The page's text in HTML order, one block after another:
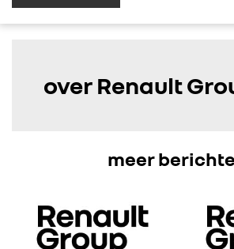
DACIA
ALLIANCE
CONTACT
over Renault
meer